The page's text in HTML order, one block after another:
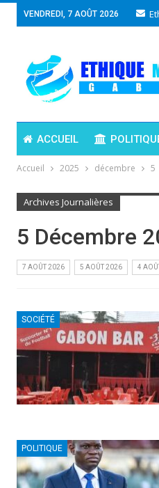
VENDREDI, 7 AOÛT 2026
ACCUEIL
Accueil 2025 décembre 5
Archives Journalières
5 Décembre
7 AOÛT 2026 5 AOÛT 2026 4
SOCIÉTÉ
POLITIQUE